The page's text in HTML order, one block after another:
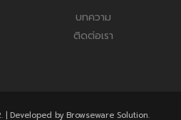
บทความ
ติดต่อเรา
Developed by Browseware Solution.